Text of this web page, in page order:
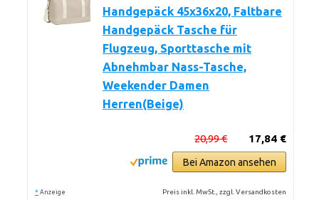
Handgepäck 45x36x20, Faltbare
Handgepäck Tasche für
Flugzeug, Sporttasche mit
Abnehmbar Nass-Tasche,
Weekender Damen
Herren(Beige)
17,84 €
20,99 €
Bei Amazon ansehen
* Anzeige Preis inkl. MwSt., zzgl. Versandkosten